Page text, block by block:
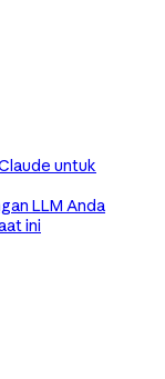
untuk
LLM Anda
ini